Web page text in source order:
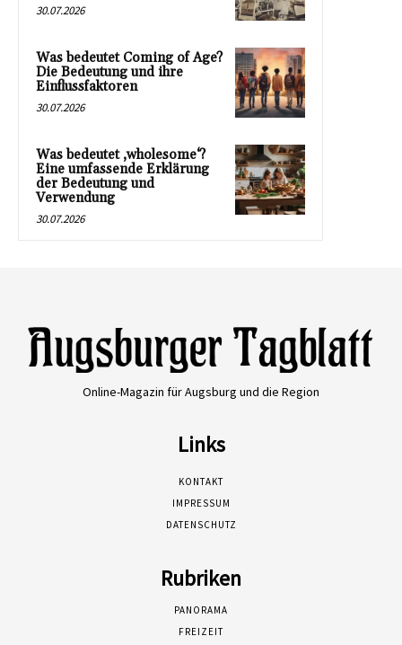
30.07.2026
Was bedeutet Coming of Age?
Die Bedeutung und ihre
Einflussfaktoren
30.07.2026
Was bedeutet ‚wholesome‘?
Eine umfassende Erklärung
der Bedeutung und
Verwendung
30.07.2026
Online-Magazin für Augsburg und die Region
Links
KONTAKT
IMPRESSUM
DATENSCHUTZ
Rubriken
PANORAMA
FREIZEIT